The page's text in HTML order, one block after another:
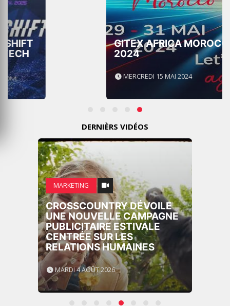
GITEX AFRICA MOROCCO
MERCREDI 15 MAI 2024
DERNIÈRS VIDÉOS
MARKETING
CROSSCOUNTRY DÉVOILE
UNE NOUVELLE CAMPAGNE
PUBLICITAIRE ESTIVALE
CENTRÉE SUR LES
RELATIONS HUMAINES
MARDI 4 AOÛT 2026